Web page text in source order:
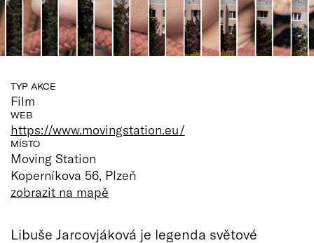
TYP AKCE
Film
WEB
https://www.movingstation.eu/
MÍSTO
Moving Station
Koperníkova 56, Plzeň
zobrazit na mapě
Libuše Jarcovjáková je legenda světové